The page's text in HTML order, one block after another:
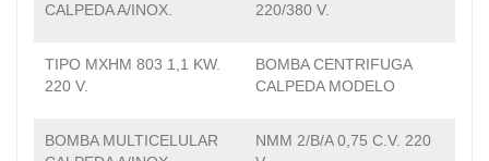
CALPEDA A/INOX.
220/380 V.
TIPO MXHM 803 1,1 KW.
220 V.
BOMBA CENTRIFUGA
CALPEDA MODELO
BOMBA MULTICELULAR
NMM 2/B/A 0,75 C.V. 220